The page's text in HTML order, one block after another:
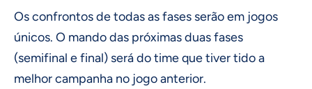
Os confrontos de todas as fases serão em jogos
únicos. O mando das próximas duas fases
(semifinal e final) será do time que tiver tido a
melhor campanha no jogo anterior.